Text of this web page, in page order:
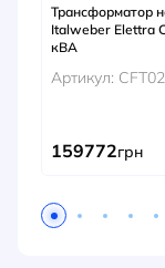
Трансформатор
Italweber Elettra
кВА
Артикул:
159772грн